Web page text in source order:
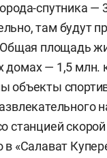
спутника —
там будут
площадь
домах — 1,5 млн.
объекты
станцией
«Салават